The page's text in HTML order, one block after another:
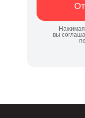
Нажимая
вы